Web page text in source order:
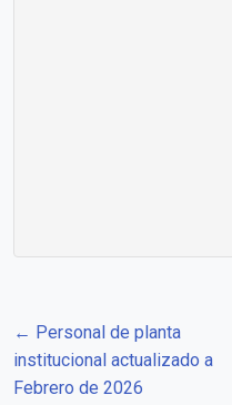
← Personal de planta
institucional actualizado a
Febrero de 2026